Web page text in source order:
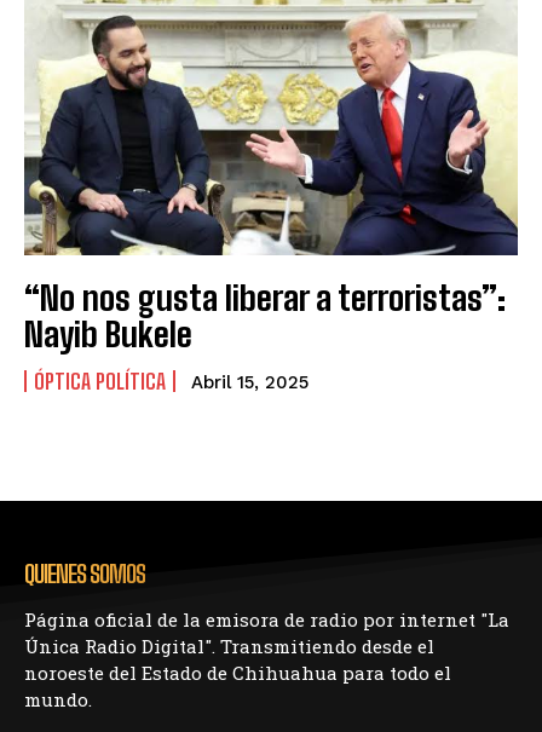
“No nos gusta liberar a terroristas”:
Nayib Bukele
ÓPTICA POLÍTICA Abril 15, 2025
QUIENES SOMOS
Página oficial de la emisora de radio por internet "La
Única Radio Digital". Transmitiendo desde el
noroeste del Estado de Chihuahua para todo el
mundo.